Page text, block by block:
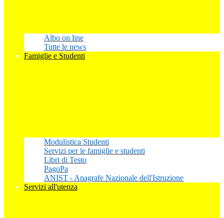
Albo on line
Tutte le news
Famiglie e Studenti
Modulistica Studenti
Servizi per le famiglie e studenti
Libri di Testo
PagoPa
ANIST - Anagrafe Nazionale dell'Istruzione
Servizi all'utenza